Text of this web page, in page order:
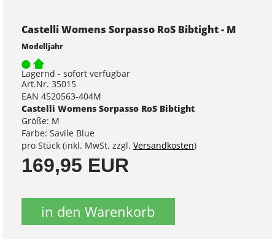
Castelli Womens Sorpasso RoS Bibtight - M
Modelljahr
Lagernd - sofort verfügbar
Art.Nr. 35015
EAN 4520563-404M
Castelli Womens Sorpasso RoS Bibtight
Größe: M
Farbe: Savile Blue
pro Stück (inkl. MwSt. zzgl. Versandkosten)
169,95 EUR
in den Warenkorb